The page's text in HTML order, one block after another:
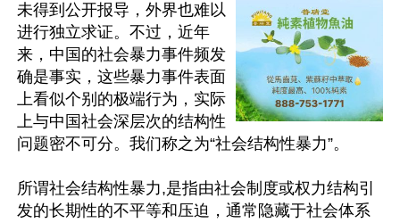
未得到公开报导，外界也难以
进行独立求证。不过，近年
来，中国的社会暴力事件频发
确是事实，这些暴力事件表面
上看似个别的极端行为，实际
上与中国社会深层次的结构性
问题密不可分。我们称之为“社会结构性暴力”。
所谓社会结构性暴力,是指由社会制度或权力结构引
发的长期性的不平等和压迫，通常隐藏于社会体系